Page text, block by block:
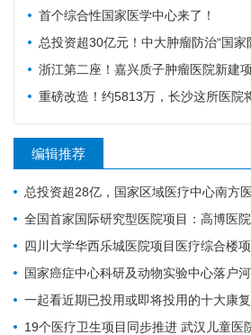
首个综合性国家医学中心来了！
总投资超30亿元！中大肿瘤防治“国家队”扩容，绘就健康
浙江第二座！嘉兴质子肿瘤医院新建项目动工，10亿投资
重磅改造！约5813万，长沙这所医院
编辑推荐
总投资超28亿，国家区域医疗中心南方医院赣州
全国首家国际研究型医院项目：高博医院竣工验收
四川大学华西乐城医院项目医疗综合楼项目
国家癌症中心科研及动物实验中心落户
一起看近期已投用或即将投用的十大康
19个医疗卫生项目同步推进 武汉儿童医院西院10月交付 武汉经开区投资70